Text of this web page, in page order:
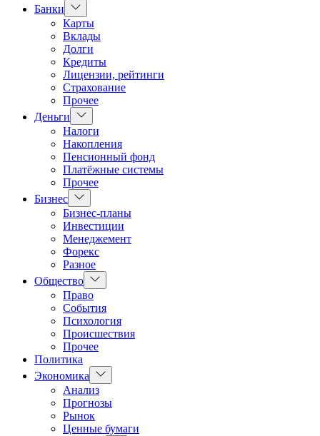
Банки
Показать
подменю
Карты
Вклады
Долги
Кредиты
Лицензии, рейтинги
Страхование
Прочее
Деньги
Показать
подменю
Налоги
Накопления
Пенсионный фонд
Платёжные системы
Прочее
Бизнес Показать
подменю
Бизнес-планы
Инвестиции
Менеджемент
Форекс
Разное
Общество Показать
подменю
Право
События
Психология
Происшествия
Прочее
Политика
Экономика
Показать
подменю
Анализ
Прогнозы
Рынок
Ценные бумаги